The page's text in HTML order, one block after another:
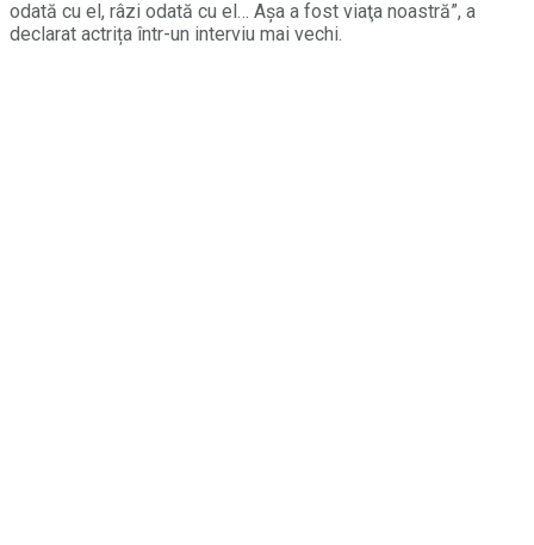
odată cu el, râzi odată cu el… Aşa a fost viaţa noastră”, a
declarat actrița într-un interviu mai vechi.